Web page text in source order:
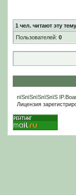
1 чел. читают эту
Пользователей: 0
пїЅпїЅпїЅпїЅпїЅ
Лицензия